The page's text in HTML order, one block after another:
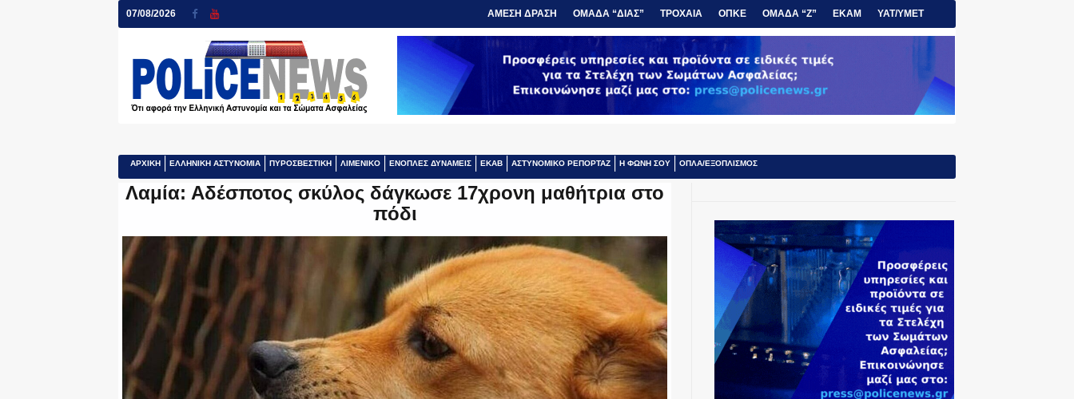
07/08/2026 ΑΜΕΣΗ ΔΡΑΣΗ ΟΜΑΔΑ “ΔΙΑΣ” ΤΡΟΧΑΙΑ ΟΠΚΕ ΟΜΑΔΑ “Ζ” ΕΚΑΜ ΥΑΤ/ΥΜΕΤ
ΑΡΧΙΚΗ ΕΛΛΗΝΙΚΗ ΑΣΤΥΝΟΜΙΑ ΠΥΡΟΣΒΕΣΤΙΚΗ ΛΙΜΕΝΙΚΟ ΕΝΟΠΛΕΣ ΔΥΝΑΜΕΙΣ ΕΚΑΒ ΑΣΤΥΝΟΜΙΚΟ ΡΕΠΟΡΤΑΖ Η ΦΩΝΗ ΣΟΥ ΟΠΛΑ/ΕΞΟΠΛΙΣΜΟΣ
Λαμία: Αδέσποτος σκύλος δάγκωσε 17χρονη μαθήτρια στο
πόδι